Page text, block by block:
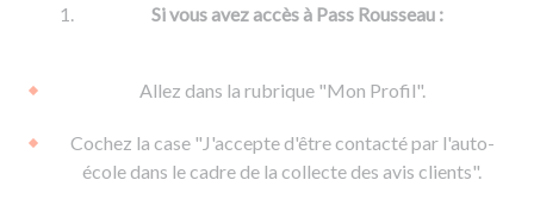
Passer l'ETM
Permis voiture
Permis remorque
Permis & handicap
d'apprentissage
De la conduite en voiture
De la conduite à moto
Formations pro.
Permis poids lourd
Si vous avez accès à Pass Rousseau :
Allez dans la rubrique "Mon Profil".
Cochez la case "J'accepte d'être contacté par l'auto-
école dans le cadre de la collecte des avis clients".